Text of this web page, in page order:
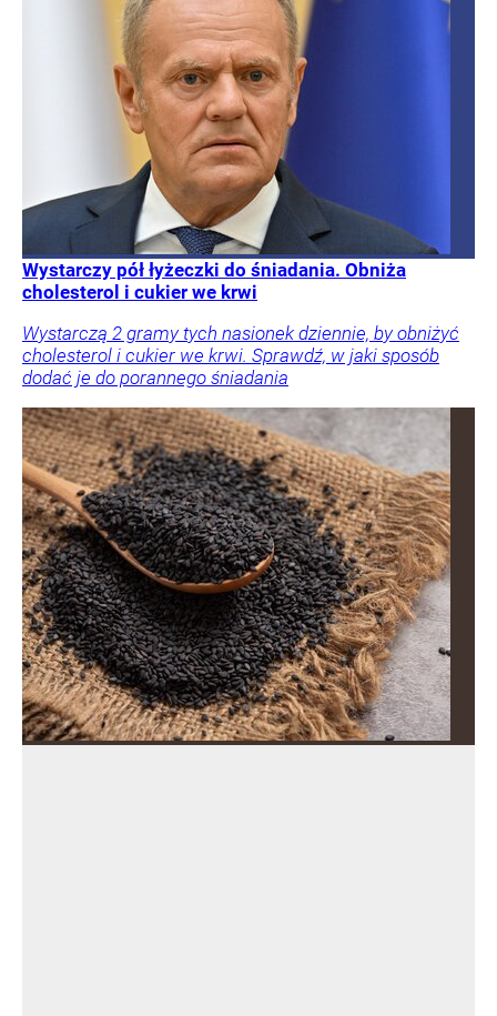
Wystarczy pół łyżeczki do śniadania. Obniża
cholesterol i cukier we krwi
Wystarczą 2 gramy tych nasionek dziennie, by obniżyć
cholesterol i cukier we krwi. Sprawdź, w jaki sposób
dodać je do porannego śniadania